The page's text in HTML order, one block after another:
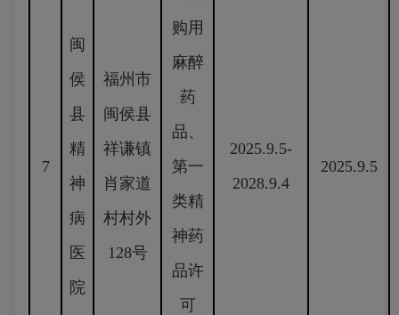
7
闽
侯
县
精
神
病
医
院
福州市
闽侯县
祥谦镇
肖家道
村村外
128号
购用
麻醉
药
品、
第一
类精
神药
品许
可
2025.9.5-
2028.9.4
2025.9.5